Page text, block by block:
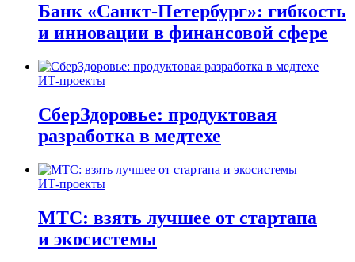
Банк «Санкт-Петербург»: гибкость
и инновации в финансовой сфере
ИТ-проекты
СберЗдоровье: продуктовая
разработка в медтехе
ИТ-проекты
МТС: взять лучшее от стартапа
и экосистемы